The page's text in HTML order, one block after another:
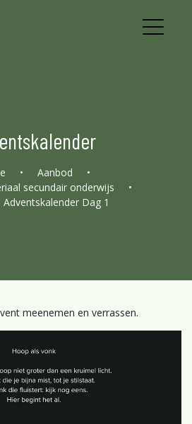
• Aanbod
•
secundair onderwijs
•
Adventskalender Dag 1
meenemen en verrassen.